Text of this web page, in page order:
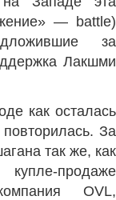
— battle)
за
Лакшми
как осталась
За
так же, как
продаже
OVL,